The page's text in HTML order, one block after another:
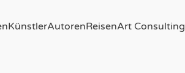
KünstlerAutorenReisenArt Consulting